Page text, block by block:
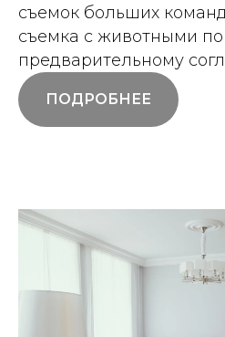
съемок больших
съемка с животными по
предварительному
ПОДРОБНЕЕ